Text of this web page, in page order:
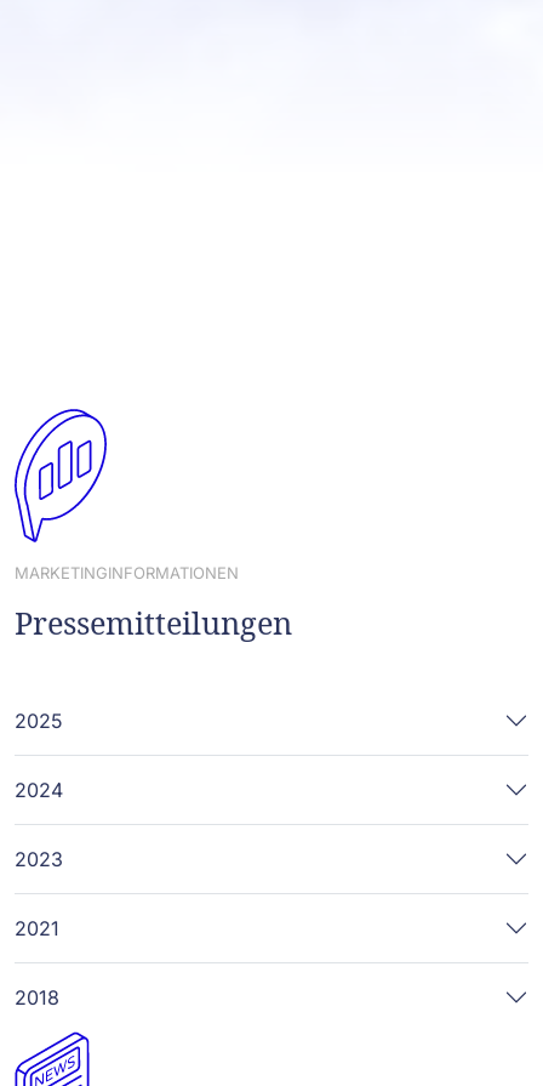
MARKETINGINFORMATIONEN
Pressemitteilungen
2025
2024
2023
2021
2018